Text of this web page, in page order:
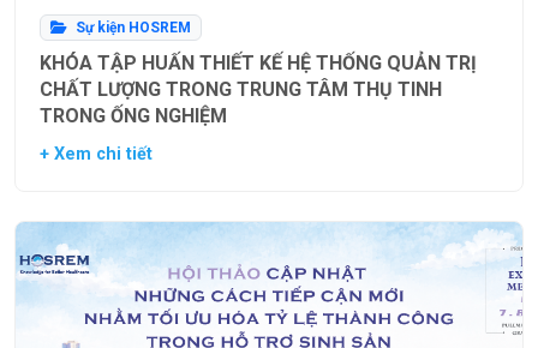
Sự kiện HOSREM
KHÓA TẬP HUẤN THIẾT KẾ HỆ THỐNG QUẢN TRỊ
CHẤT LƯỢNG TRONG TRUNG TÂM THỤ TINH
TRONG ỐNG NGHIỆM
+ Xem chi tiết